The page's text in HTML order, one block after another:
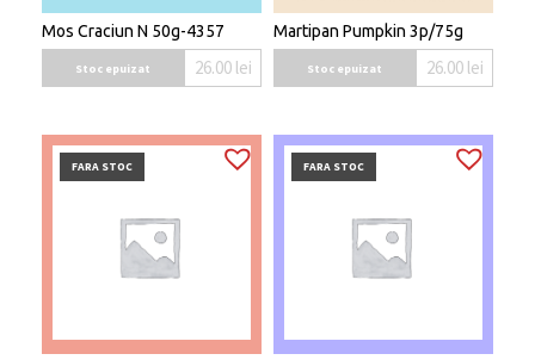
Mos Craciun N 50g-4357
Stoc epuizat 26.00 lei
Martipan Pumpkin 3p/75g
Stoc epuizat 26.00 lei
FARA STOC FARA STOC